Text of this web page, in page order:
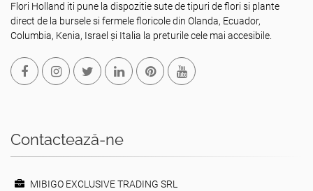
Flori Holland iti pune la dispozitie sute de tipuri de flori si plante
direct de la bursele si fermele floricole din Olanda, Ecuador,
Columbia, Kenia, Israel și Italia la preturile cele mai accesibile.
Contactează-ne
MIBIGO EXCLUSIVE TRADING SRL